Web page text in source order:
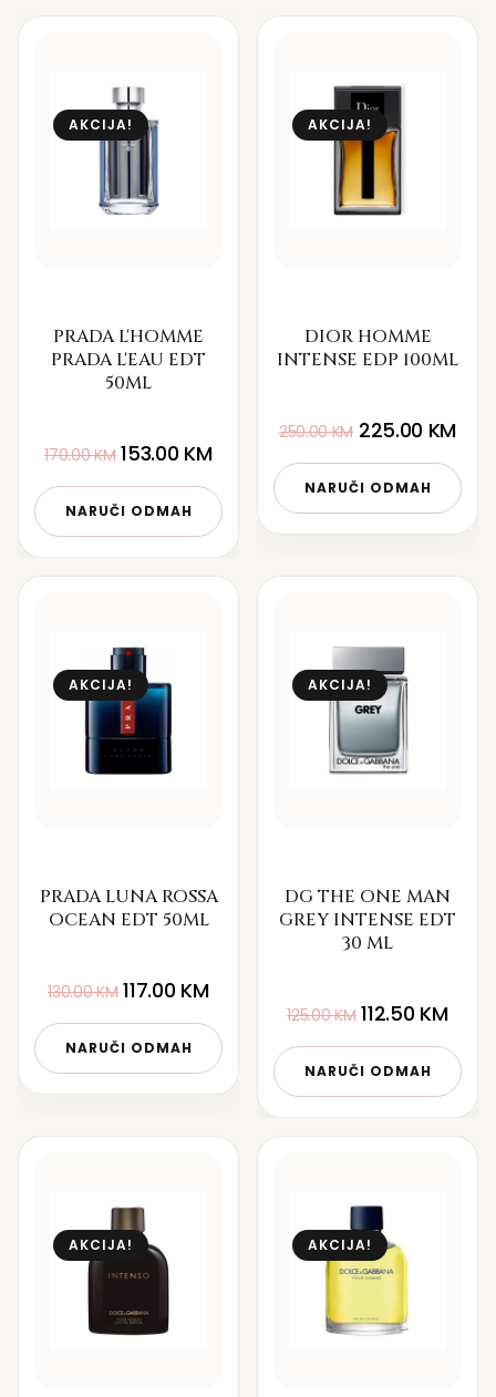
AKCIJA!
PRADA L'HOMME
PRADA L'EAU EDT
50ML
170.00KM 153.00 KM
NARUČI ODMAH
AKCIJA!
DIOR HOMME
INTENSE EDP 100ML
250.00KM 225.00 KM
NARUČI ODMAH
AKCIJA!
PRADA LUNA ROSSA
OCEAN EDT 50ML
130.00KM 117.00 KM
NARUČI ODMAH
AKCIJA!
DG THE ONE MAN
GREY INTENSE EDT
30 ML
125.00KM 112.50 KM
NARUČI ODMAH
AKCIJA! AKCIJA!